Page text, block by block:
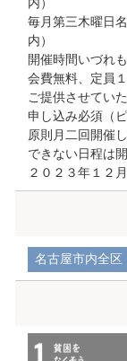
内）
毎月第三木曜日
内）
開催時間いづれ
会費無料、定員
ご提供させてい
申し込み必須（
原則月二回開催
できない日程は
２０２３年１２
名古屋市内全区